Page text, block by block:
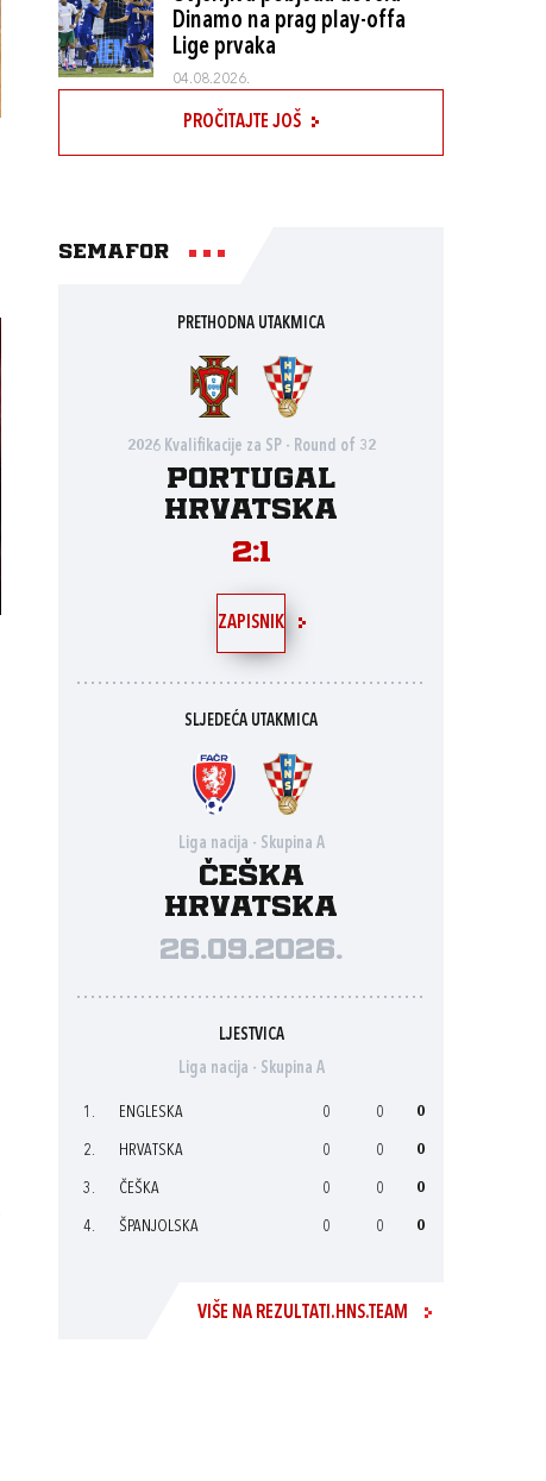
Dinamo na prag play-offa
Lige prvaka
04.08.2026.
PROČITAJTE JOŠ
Semafor
PRETHODNA UTAKMICA
2026 Kvalifikacije za SP - Round of 32
Portugal
Hrvatska
2:1
ZAPISNIK
SLJEDEĆA UTAKMICA
Liga nacija - Skupina A
Češka
Hrvatska
26.09.2026.
LJESTVICA
Liga nacija - Skupina A
1. ENGLESKA 0 0 0
2. HRVATSKA 0 0 0
3. ČEŠKA 0 0 0
4. ŠPANJOLSKA 0 0 0
VIŠE NA REZULTATI.HNS.TEAM